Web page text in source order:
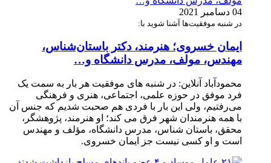
04 دسامبر 2021
در شنبه موفقیت‌ها آشنا شوید با:
ایمان خسروی؛ هنرمند، دکتر باستان‌شناس،
مهندس، مولف، مدرس دانشگاه و…
محمودآباد آنلاین: در شنبه های موفقیت هر بار به سمت یک
فرد موفق در حوزه علمی، اجتماعی، هنری و فرهنگی
می‌رفتیم، ولی این بار با فردی هم صحبت شدیم که جنس آن
با همه هنرمندان شهر فرق می کند؛ او هنرمند، پژوهشگر،
محقق، باستان شناس، مدرس دانشگاه، مؤلف و مهندس
است و او کسی نیست جز ایمان خسروی.